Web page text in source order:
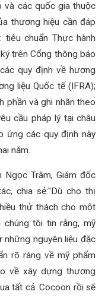
và các quốc gia thuộc
thương hiệu cần đáp
tiêu chuẩn Thực hành
trên Cổng thông báo
quy định về hương
liệu Quốc tế (IFRA);
phần và ghi nhãn theo
cầu pháp lý tại châu
ứng các quy định này
năm.
Ngọc Trâm, Giám đốc
chia sẻ:"Dù cho thị
thử thách cho một
tôi tin rằng, mỹ
nguyên liệu đặc
rõ ràng về mỹ phẩm
về xây dựng thương
tất cả. Cocoon rồi sẽ